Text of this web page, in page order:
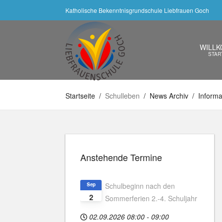
Katholische Bekenntnisgrundschule Liebfrauen Goch
Startseite Schulleben News Archiv
Anstehende Termine
2
Sep
Schulbeginn nach den
Sommerferien 2.-4. Schuljahr
02.09.2026 08:00 - 09:00